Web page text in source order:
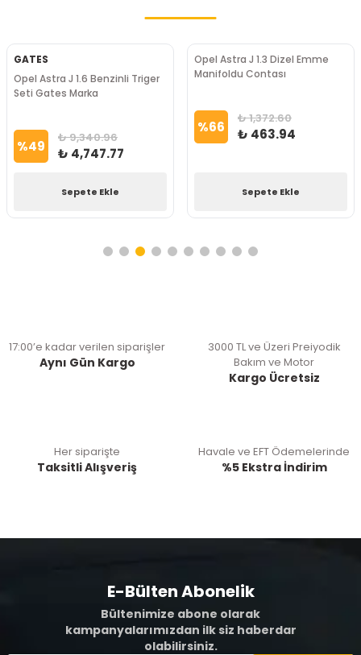
GATES
Opel Astra J 1.6 Benzinli Triger
Seti Gates Marka
%49 ₺ 9,340.96
₺ 4,747.77
Sepete Ekle
Opel Astra J 1.3 Dizel Emme
Manifoldu Contası
%66 ₺ 1,372.60
₺ 463.94
Sepete Ekle
17:00’e kadar verilen siparişler
Aynı Gün Kargo
3000 TL ve Üzeri Preiyodik
Bakım ve Motor
Kargo Ücretsiz
Her siparişte
Taksitli Alışveriş
Havale ve EFT Ödemelerinde
%5 Ekstra İndirim
E-Bülten Abonelik
Bültenimize abone olarak
kampanyalarımızdan ilk siz haberdar
olabilirsiniz.